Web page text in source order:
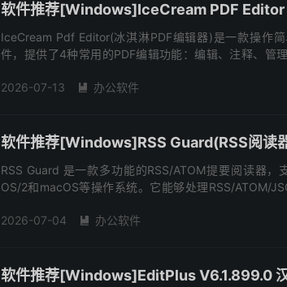
软件推荐[Windows]IceCream PDF
IceCream Pdf Editor(冰淇淋PDF编辑器)是一款操作
件，提供了4种常用的PDF编辑功能：编辑、注释、管
2026-07-13
 办公软件
软件推荐[Windows]RSS Guard(RSS阅读
RSS Guard 是一款多功能的RSS/ATOM提要阅读器，
OS/2和macOS等操作系统。它能够处理RSS/ATOM/
2026-07-04
 办公软件
软件推荐[Windows]EditPlus V6.1.899.0